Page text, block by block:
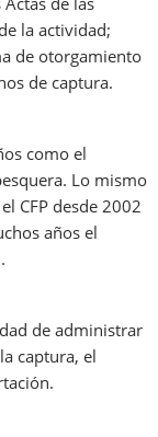
la actividad;
de otorgamiento
de captura.
como el
Lo mismo
CFP desde 2002
años el
de administrar
captura, el